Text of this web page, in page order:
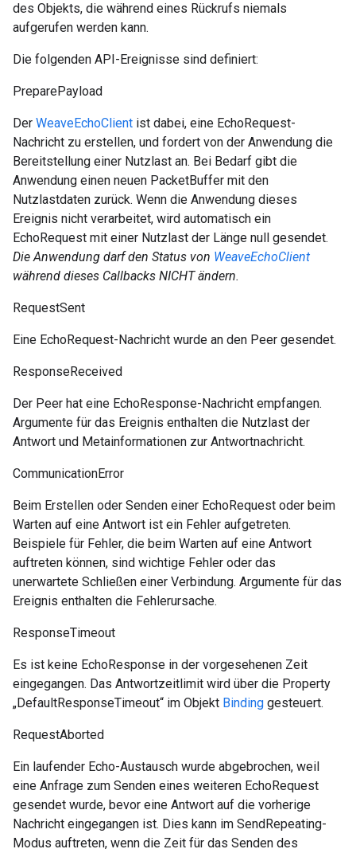
des Objekts, die während eines Rückrufs niemals
aufgerufen werden kann.
Die folgenden API-Ereignisse sind definiert:
PreparePayload
Der WeaveEchoClient ist dabei, eine EchoRequest-
Nachricht zu erstellen, und fordert von der Anwendung die
Bereitstellung einer Nutzlast an. Bei Bedarf gibt die
Anwendung einen neuen PacketBuffer mit den
Nutzlastdaten zurück. Wenn die Anwendung dieses
Ereignis nicht verarbeitet, wird automatisch ein
EchoRequest mit einer Nutzlast der Länge null gesendet.
Die Anwendung darf den Status von WeaveEchoClient
während dieses Callbacks NICHT ändern.
RequestSent
Eine EchoRequest-Nachricht wurde an den Peer gesendet.
ResponseReceived
Der Peer hat eine EchoResponse-Nachricht empfangen.
Argumente für das Ereignis enthalten die Nutzlast der
Antwort und Metainformationen zur Antwortnachricht.
CommunicationError
Beim Erstellen oder Senden einer EchoRequest oder beim
Warten auf eine Antwort ist ein Fehler aufgetreten.
Beispiele für Fehler, die beim Warten auf eine Antwort
auftreten können, sind wichtige Fehler oder das
unerwartete Schließen einer Verbindung. Argumente für das
Ereignis enthalten die Fehlerursache.
ResponseTimeout
Es ist keine EchoResponse in der vorgesehenen Zeit
eingegangen. Das Antwortzeitlimit wird über die Property
„DefaultResponseTimeout“ im Objekt Binding gesteuert.
RequestAborted
Ein laufender Echo-Austausch wurde abgebrochen, weil
eine Anfrage zum Senden eines weiteren EchoRequest
gesendet wurde, bevor eine Antwort auf die vorherige
Nachricht eingegangen ist. Dies kann im SendRepeating-
Modus auftreten, wenn die Zeit für das Senden des